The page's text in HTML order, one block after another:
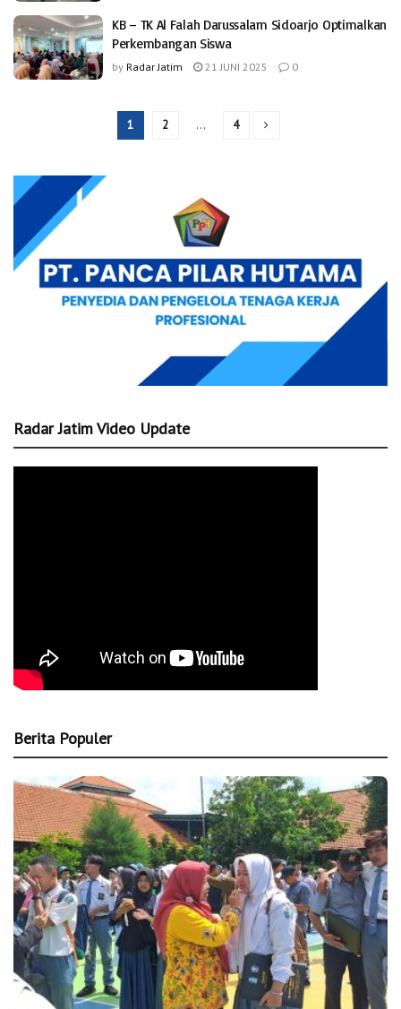
KB – TK Al Falah Darussalam Sidoarjo Optimalkan
Perkembangan Siswa
by Radar Jatim 21 JUNI 2025 0
1 2 … 4
Radar Jatim Video Update
Berita Populer